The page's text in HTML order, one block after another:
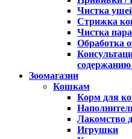
Чистка
Стрижка
Чистка
Обработка
Зоомагазин
Кошкам
Корм для
Лакомство
Игрушки